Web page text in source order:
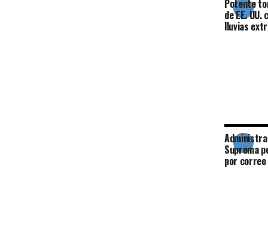
Potente
de EE.
lluvias
Suprema
por correo